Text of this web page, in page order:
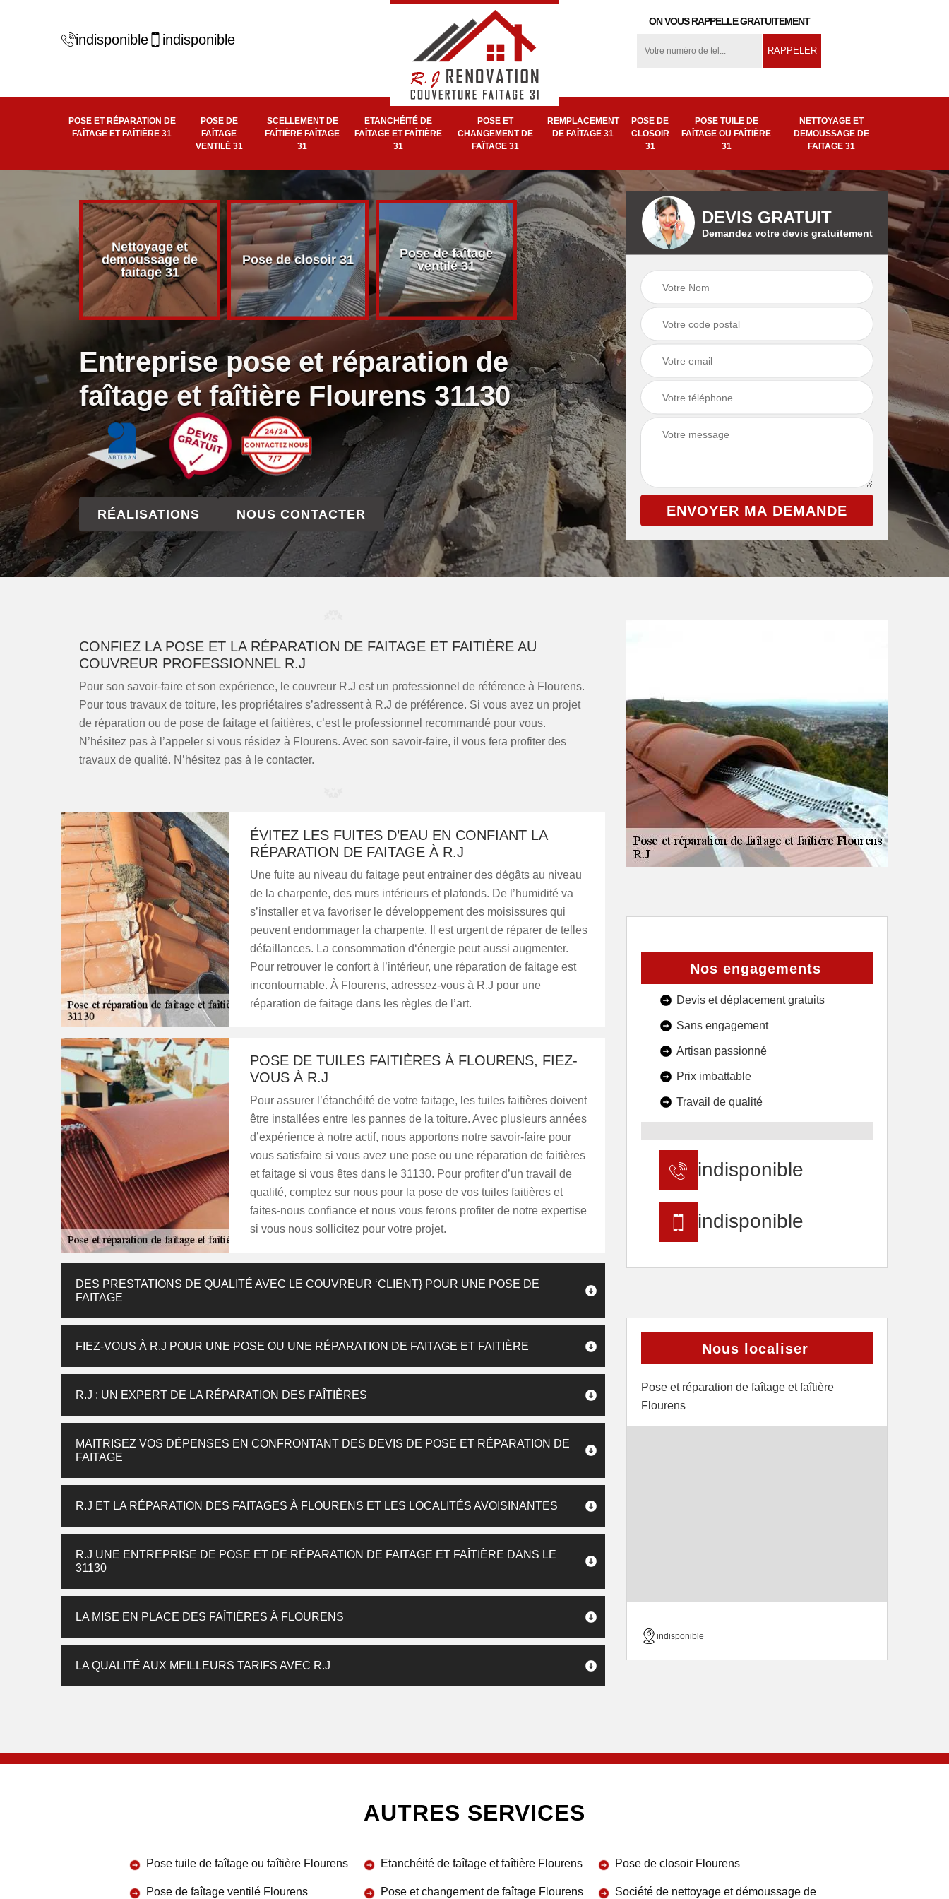
indisponible indisponible
ON VOUS RAPPELLE GRATUITEMENT
POSE ET RÉPARATION DE
FAÎTAGE ET FAÎTIÈRE 31
POSE DE
FAÎTAGE
VENTILÉ 31
SCELLEMENT DE
FAÎTIÈRE FAÎTAGE
31
ETANCHÉITÉ DE
FAÎTAGE ET FAÎTIÈRE
31
POSE ET
CHANGEMENT DE
FAÎTAGE 31
REMPLACEMENT
DE FAÎTAGE 31
POSE DE
CLOSOIR
31
POSE TUILE DE
FAÎTAGE OU FAÎTIÈRE
31
NETTOYAGE ET
DEMOUSSAGE DE
FAITAGE 31
31
Nettoyage et
demoussage de
faitage 31
Pose de closoir 31
Pose de faîtage
ventilé 31
Pose et réparation
de faîtage et faîtière
31
faîtage ou faîtière
31
Remplacement de
faîtage 31
Entreprise pose et réparation de
faîtage et faîtière Flourens 31130
RÉALISATIONS NOUS CONTACTER
DEVIS GRATUIT
Demandez votre devis gratuitement
CONFIEZ LA POSE ET LA RÉPARATION DE FAITAGE ET FAITIÈRE AU
COUVREUR PROFESSIONNEL R.J
Pour son savoir-faire et son expérience, le couvreur R.J est un professionnel de référence à Flourens.
Pour tous travaux de toiture, les propriétaires s’adressent à R.J de préférence. Si vous avez un projet
de réparation ou de pose de faitage et faitières, c’est le professionnel recommandé pour vous.
N’hésitez pas à l’appeler si vous résidez à Flourens. Avec son savoir-faire, il vous fera profiter des
travaux de qualité. N’hésitez pas à le contacter.
ÉVITEZ LES FUITES D’EAU EN CONFIANT LA
RÉPARATION DE FAITAGE À R.J
Une fuite au niveau du faitage peut entrainer des dégâts au niveau
de la charpente, des murs intérieurs et plafonds. De l’humidité va
s’installer et va favoriser le développement des moisissures qui
peuvent endommager la charpente. Il est urgent de réparer de telles
défaillances. La consommation d‘énergie peut aussi augmenter.
Pour retrouver le confort à l’intérieur, une réparation de faitage est
incontournable. À Flourens, adressez-vous à R.J pour une
réparation de faitage dans les règles de l’art.
POSE DE TUILES FAITIÈRES À FLOURENS, FIEZ-
VOUS À R.J
Pour assurer l’étanchéité de votre faitage, les tuiles faitières doivent
être installées entre les pannes de la toiture. Avec plusieurs années
d’expérience à notre actif, nous apportons notre savoir-faire pour
vous satisfaire si vous avez une pose ou une réparation de faitières
et faitage si vous êtes dans le 31130. Pour profiter d’un travail de
qualité, comptez sur nous pour la pose de vos tuiles faitières et
faites-nous confiance et nous vous ferons profiter de notre expertise
si vous nous sollicitez pour votre projet.
DES PRESTATIONS DE QUALITÉ AVEC LE COUVREUR ‘CLIENT} POUR UNE POSE DE
FAITAGE
FIEZ-VOUS À R.J POUR UNE POSE OU UNE RÉPARATION DE FAITAGE ET FAITIÈRE
R.J : UN EXPERT DE LA RÉPARATION DES FAÎTIÈRES
MAITRISEZ VOS DÉPENSES EN CONFRONTANT DES DEVIS DE POSE ET RÉPARATION DE
FAITAGE
R.J ET LA RÉPARATION DES FAITAGES À FLOURENS ET LES LOCALITÉS AVOISINANTES
R.J UNE ENTREPRISE DE POSE ET DE RÉPARATION DE FAITAGE ET FAÎTIÈRE DANS LE
31130
LA MISE EN PLACE DES FAÎTIÈRES À FLOURENS
LA QUALITÉ AUX MEILLEURS TARIFS AVEC R.J
Nos engagements
Devis et déplacement gratuits
Sans engagement
Artisan passionné
Prix imbattable
Travail de qualité
indisponible
indisponible
Nous localiser
Pose et réparation de faîtage et faîtière
Flourens
indisponible
AUTRES SERVICES
Pose tuile de faîtage ou faîtière Flourens
Pose de faîtage ventilé Flourens
Etanchéité de faîtage et faîtière Flourens
Pose et changement de faîtage Flourens
Pose de closoir Flourens
Société de nettoyage et démoussage de